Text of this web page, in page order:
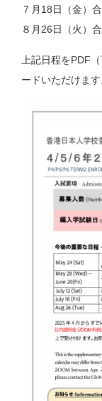
７⽉18⽇（⾦）
８⽉26⽇（火）
上記⽇程をPDF
ードいただけます